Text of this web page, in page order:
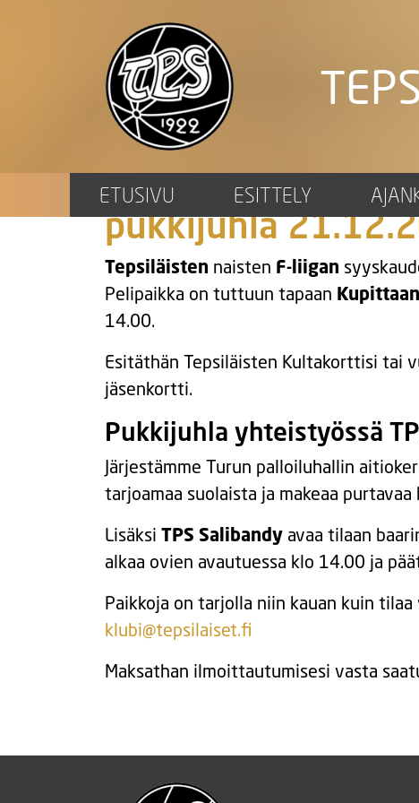
ETUSIVU ESITTELY
Naisten F-liigan
pukkijuhla
Tepsiläisten naisten F-liigan
Pelipaikka on tuttuun tapaan
14.00.
Esitäthän Tepsiläisten Kultakorttisi tai
jäsenkortti.
Pukkijuhla yhteistyössä
Järjestämme Turun palloiluhallin
tarjoamaa suolaista ja makeaa
Lisäksi TPS Salibandy avaa tilaan
alkaa ovien avautuessa klo 14.00 ja
Paikkoja on tarjolla niin kauan kuin
klubi@tepsilaiset.fi
Maksathan ilmoittautumisesi vasta